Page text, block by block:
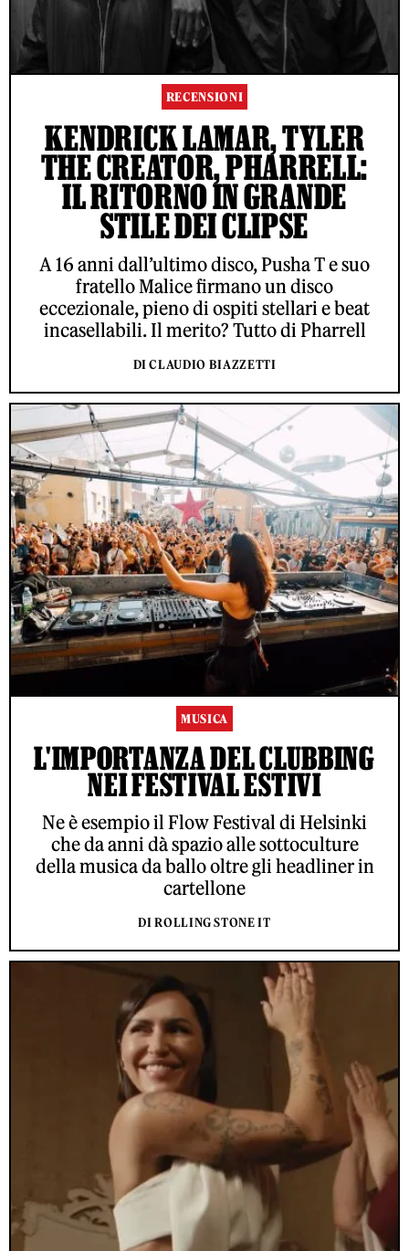
RECENSIONI
KENDRICK LAMAR, TYLER
THE CREATOR, PHARRELL:
IL RITORNO IN GRANDE
STILE DEI CLIPSE
A 16 anni dall’ultimo disco, Pusha T e suo
fratello Malice firmano un disco
eccezionale, pieno di ospiti stellari e beat
incasellabili. Il merito? Tutto di Pharrell
DI CLAUDIO BIAZZETTI
MUSICA
L'IMPORTANZA DEL CLUBBING
NEI FESTIVAL ESTIVI
Ne è esempio il Flow Festival di Helsinki
che da anni dà spazio alle sottoculture
della musica da ballo oltre gli headliner in
cartellone
DI ROLLING STONE IT